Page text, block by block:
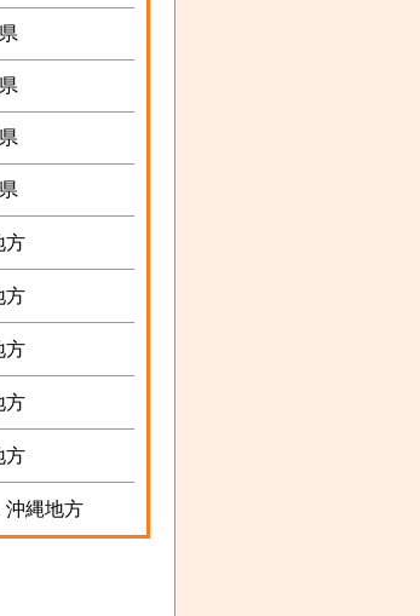
方
方
方
方
方
沖縄地方